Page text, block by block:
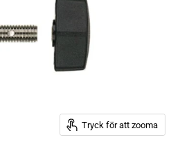
Tryck för att zooma